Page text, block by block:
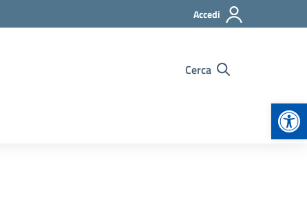
Accedi
Cerca